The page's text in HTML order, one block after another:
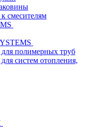
смесителям
полимерных труб
систем отопления,